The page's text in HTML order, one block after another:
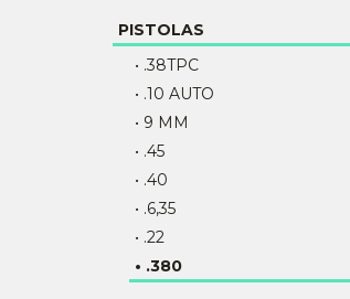
PISTOLAS
• .38TPC
• .10 AUTO
• 9 MM
• .45
• .40
• .6,35
• .22
• .380